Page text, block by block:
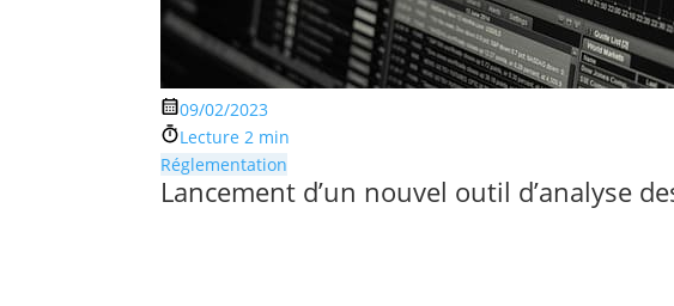
09/02/2023
Lecture 2 min
Réglementation
Lancement d’un nouvel outil d’analyse